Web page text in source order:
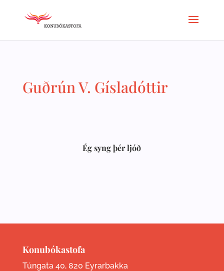
Guðrún V. Gísladóttir
Ég syng þér ljóð
Konubókastofa
Túngata 40, 820 Eyrarbakka